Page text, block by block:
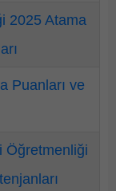
2025 Atama
Puanları ve
Öğretmenliği